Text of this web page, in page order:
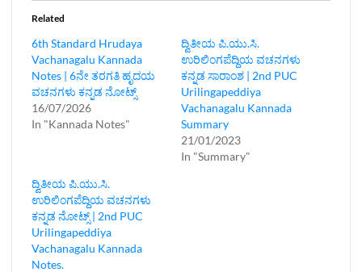
Related
6th Standard Hrudaya
Vachanagalu Kannada
Notes | 6ನೇ ತರಗತಿ ಹೃದಯ
ವಚನಗಳು ಕನ್ನಡ ನೋಟ್ಸ್
16/07/2026
In "Kannada Notes"
ದ್ವಿತೀಯ ಪಿ.ಯು.ಸಿ.
ಉರಿಲಿಂಗಪೆದ್ದಿಯ ವಚನಗಳು
ಕನ್ನಡ ಸಾರಾಂಶ | 2nd PUC
Urilingapeddiya
Vachanagalu Kannada
Summary
21/01/2023
In "Summary"
ದ್ವಿತೀಯ ಪಿ.ಯು.ಸಿ.
ಉರಿಲಿಂಗಪೆದ್ದಿಯ ವಚನಗಳು
ಕನ್ನಡ ನೋಟ್ಸ್‌ | 2nd PUC
Urilingapeddiya
Vachanagalu Kannada
Notes.